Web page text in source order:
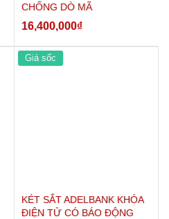
CHỐNG DÒ MÃ
16,400,000₫
Giá sốc
KÉT SẮT ADELBANK KHÓA
ĐIỆN TỬ CÓ BÁO ĐỘNG